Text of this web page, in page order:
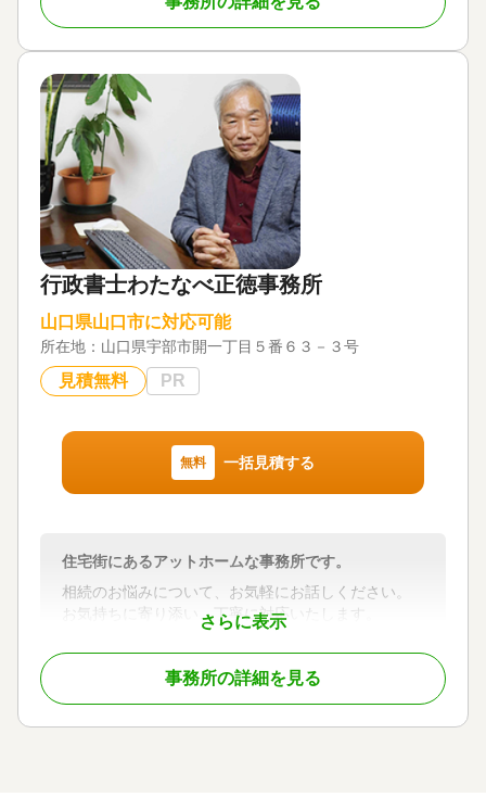
行政書士わたなべ正徳事務所
山口県山口市に対応可能
所在地： 山口県宇部市開一丁目５番６３－３号
見積無料 PR
無料 一括見積する
さらに表示
住宅街にあるアットホームな事務所です。
相続のお悩みについて、お気軽にお話しください。
お気持ちに寄り添い、丁寧に対応いたします。
山口県西部・中部
対応業務
事務所の詳細を見る